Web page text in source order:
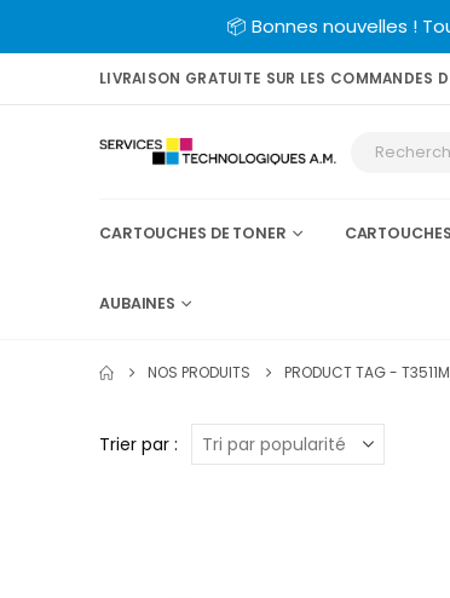
📦 Bonnes nouvelles !
LIVRAISON GRATUITE SUR LES COMMANDES
CARTOUCHES DE TONER
AUBAINES
NOS PRODUITS PRODUCT TAG - T3511M
Trier par :